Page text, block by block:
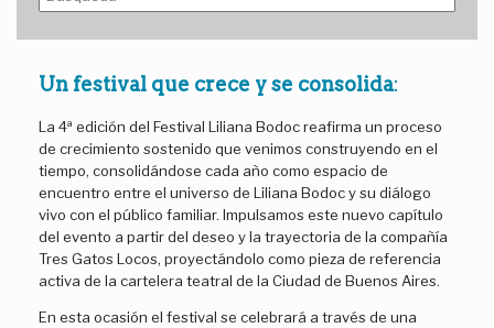
u
a
:
Un festival que crece y se consolida:
La 4ª edición del Festival Liliana Bodoc reafirma un proceso
de crecimiento sostenido que venimos construyendo en el
tiempo, consolidándose cada año como espacio de
encuentro entre el universo de Liliana Bodoc y su diálogo
vivo con el público familiar. Impulsamos este nuevo capítulo
del evento a partir del deseo y la trayectoria de la compañía
Tres Gatos Locos, proyectándolo como pieza de referencia
activa de la cartelera teatral de la Ciudad de Buenos Aires.
En esta ocasión el festival se celebrará a través de una